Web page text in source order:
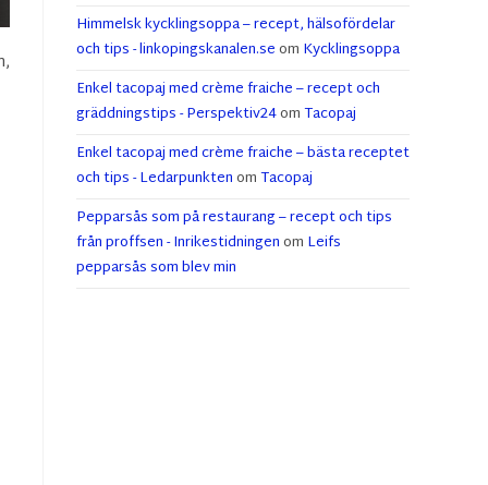
Himmelsk kycklingsoppa – recept, hälsofördelar
och tips - linkopingskanalen.seom Kycklingsoppa
Enkel tacopaj med crème fraiche – recept och
gräddningstips - Perspektiv24omTacopaj
Enkel tacopaj med crème fraiche – bästa receptet
och tips - LedarpunktenomTacopaj
Pepparsås som på restaurang – recept och tips
från proffsen - Inrikestidningenom Leifs
pepparsås som blev min